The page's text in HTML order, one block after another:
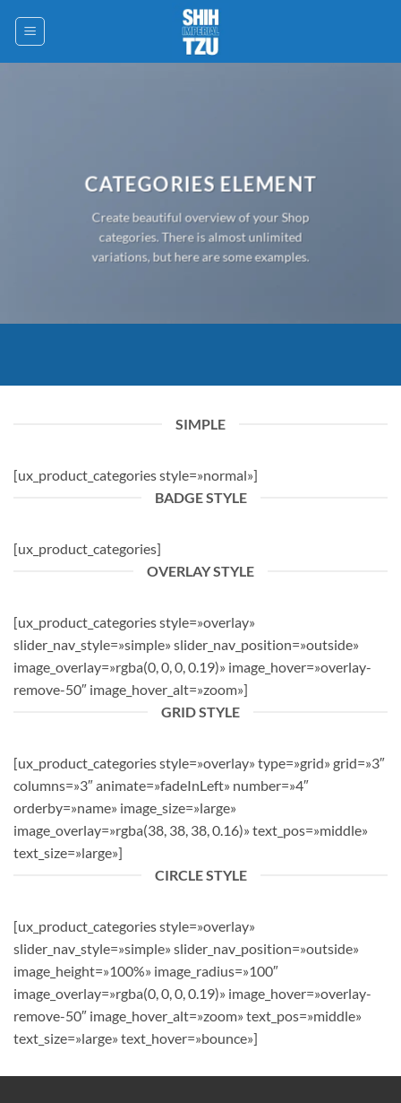
CATEGORIES ELEMENT
Create beautiful overview of your Shop
categories. There is almost unlimited
variations, but here are some examples.
SIMPLE
[ux_product_categories style=»normal»]
BADGE STYLE
[ux_product_categories]
OVERLAY STYLE
[ux_product_categories style=»overlay»
slider_nav_style=»simple» slider_nav_position=»outside»
image_overlay=»rgba(0, 0, 0, 0.19)» image_hover=»overlay-
remove-50″ image_hover_alt=»zoom»]
GRID STYLE
[ux_product_categories style=»overlay» type=»grid» grid=»3″
columns=»3″ animate=»fadeInLeft» number=»4″
orderby=»name» image_size=»large»
image_overlay=»rgba(38, 38, 38, 0.16)» text_pos=»middle»
text_size=»large»]
CIRCLE STYLE
[ux_product_categories style=»overlay»
slider_nav_style=»simple» slider_nav_position=»outside»
image_height=»100%» image_radius=»100″
image_overlay=»rgba(0, 0, 0, 0.19)» image_hover=»overlay-
remove-50″ image_hover_alt=»zoom» text_pos=»middle»
text_size=»large» text_hover=»bounce»]